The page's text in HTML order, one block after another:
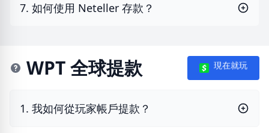
7. 如何使用 Neteller 存款？
WPT 全球提款 現在就玩
1. 我如何從玩家帳戶提款？